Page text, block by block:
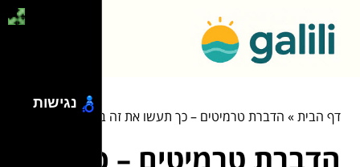
דף הבית» הדברת טרמיטים – כך תעשו את זה בקלות
נגישות